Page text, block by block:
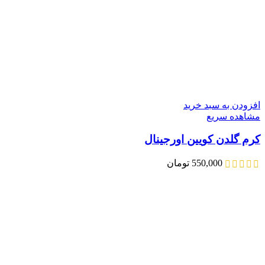
افزودن به سبد خرید
مشاهده سریع
کرم گلدن کویین اورجینال
550,000 تومان